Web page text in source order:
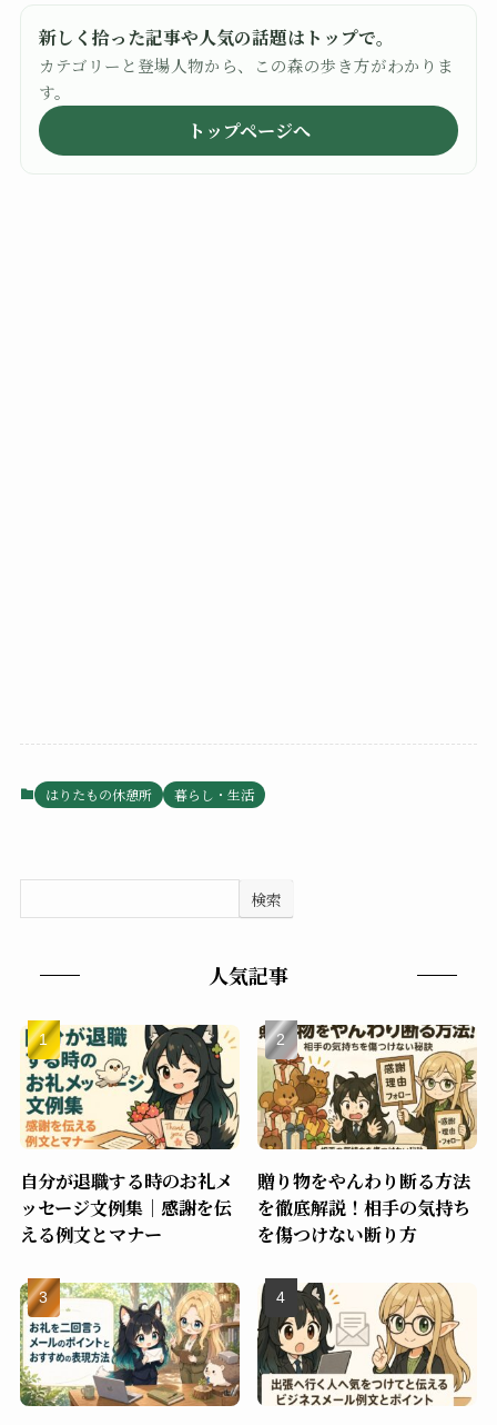
新しく拾った記事や人気の話題はトップで。
カテゴリーと登場人物から、この森の歩き方がわかりま
す。
トップページへ
はりたもの休憩所 暮らし・生活
検索
人気記事
自分が退職する時のお礼メ
ッセージ文例集｜感謝を伝
える例文とマナー
贈り物をやんわり断る方法
を徹底解説！相手の気持ち
を傷つけない断り方